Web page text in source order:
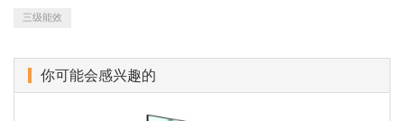
三级能效
你可能会感兴趣的